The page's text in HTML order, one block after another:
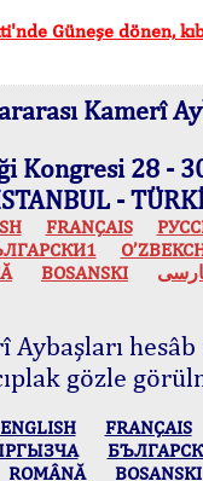
Güneşe dönen,
Kamerî
Kongresi 28 -
-
FRANÇAIS
BOSANSKI
Aybaşları
gözle
ENGLISH FRANÇAIS
ROMÂNĂ BOSANSKI